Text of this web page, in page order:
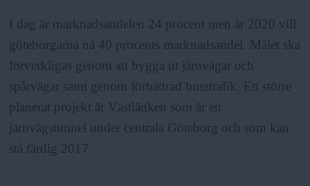
I dag är marknadsandelen 24 procent men år 2020 vill
göteborgarna nå 40 procents marknadsandel. Målet ska
förverkligas genom att bygga ut järnvägar och
spårvägar samt genom förbättrad busstrafik. Ett större
planerat projekt är Västlänken som är en
järnvägstunnel under centrala Göteborg och som kan
stå färdig 2017.